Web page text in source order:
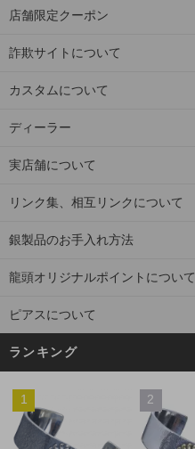
店舗限定クーポン
詐欺サイトについて
カスタムについて
ディーラー
実店舗について
リンク集、相互リンクについて
銀製品のお手入れ方法
龍頭オリジナルポイントについて
ピアスについて
ランキング
1 2